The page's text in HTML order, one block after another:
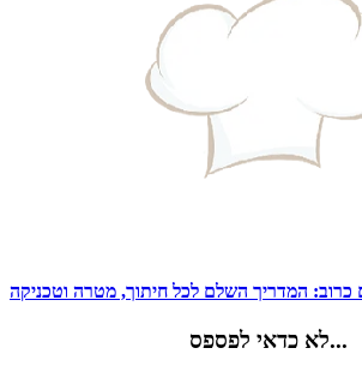
כרוב: המדריך השלם לכל חיתוך, מטרה וטכניקה
לא כדאי לפספס...